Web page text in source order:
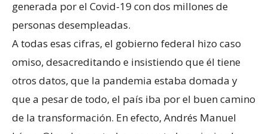
generada por el Covid-19 con dos millones de
personas desempleadas.
A todas esas cifras, el gobierno federal hizo caso
omiso, desacreditando e insistiendo que él tiene
otros datos, que la pandemia estaba domada y
que a pesar de todo, el país iba por el buen camino
de la transformación. En efecto, Andrés Manuel